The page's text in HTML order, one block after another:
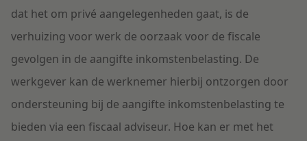
dat het om privé aangelegenheden gaat, is de
verhuizing voor werk de oorzaak voor de fiscale
gevolgen in de aangifte inkomstenbelasting. De
werkgever kan de werknemer hierbij ontzorgen door
ondersteuning bij de aangifte inkomstenbelasting te
bieden via een fiscaal adviseur. Hoe kan er met het